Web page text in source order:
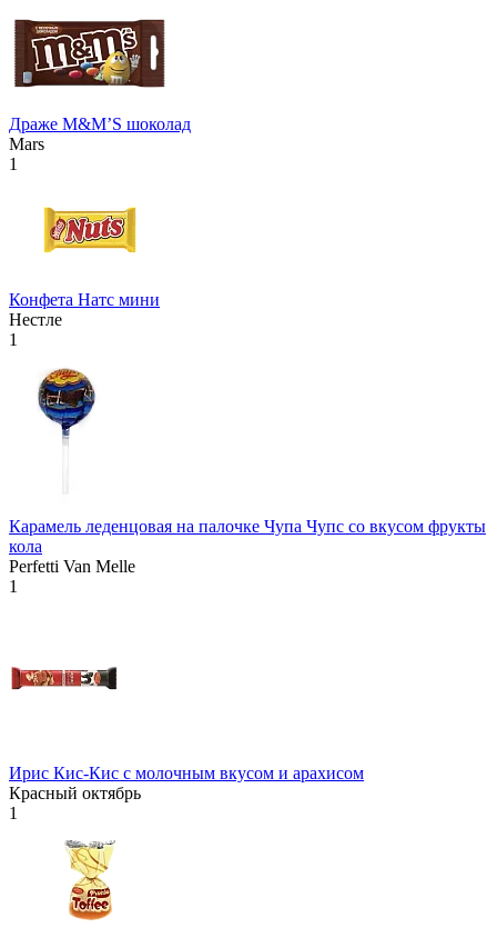
Драже М&М’S шоколад
Mars
1
Конфета Натс мини
Нестле
1
Карамель леденцовая на палочке Чупа Чупс со вкусом фрукты
кола
Perfetti Van Melle
1
Ирис Кис-Кис с молочным вкусом и арахисом
Красный октябрь
1